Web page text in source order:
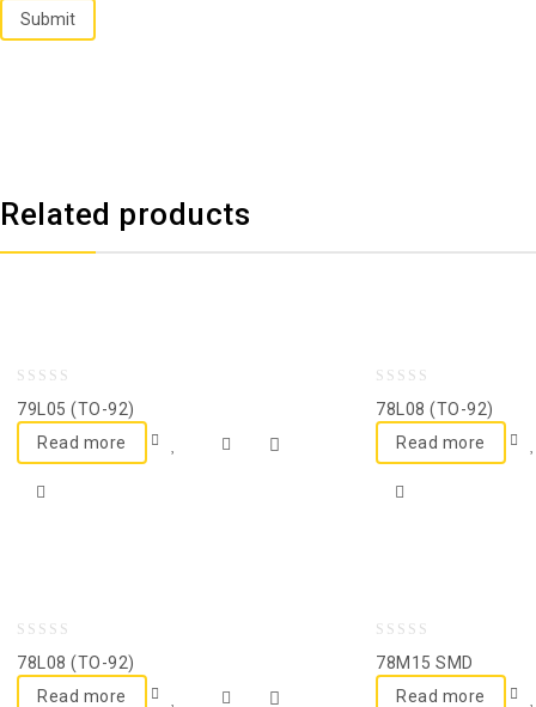
Related products
out
of
79L05 (TO-92)
Read more
out
of
78L08 (TO-92)
Read more
out
78L08 (TO-92)
Read more
out
78M15 SMD
Read more